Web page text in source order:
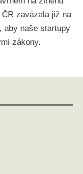
zavázala již na
aby naše startupy
zákony.